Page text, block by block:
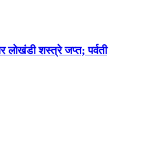
लोखंडी शस्त्रे जप्त; पर्वती